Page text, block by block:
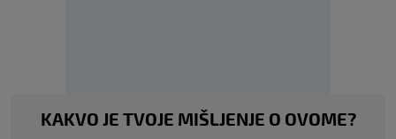
KAKVO JE TVOJE MIŠLJENJE O OVOME?